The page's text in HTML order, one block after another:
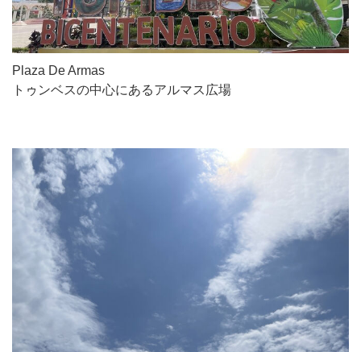
Plaza De Armas
トゥンベスの中心にあるアルマス広場